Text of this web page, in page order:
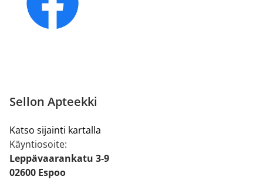
Sellon Apteekki
Katso sijainti kartalla
Käyntiosoite:
Leppävaarankatu 3-9
02600 Espoo